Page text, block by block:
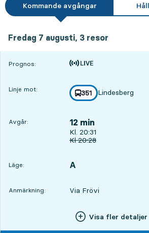
Kommande avgångar
Fredag 7 augusti, 3 resor
Prognos:
Tiden är prognos
Linje mot: linje
351
mot
Lindesberg
,
Avgår: 12 min
Avgår, Kl. 20:31, om 12
Kl. 20:31
Ursprunglig avgångstid
Kl20:28
Läge:
LÄGE, A
,
Anmärkning: Via Frövi
Visa fler detaljer